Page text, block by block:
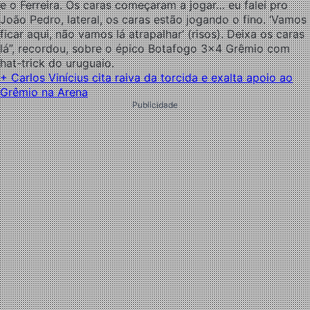
e o Ferreira. Os caras começaram a jogar… eu falei pro
João Pedro, lateral, os caras estão jogando o fino. ‘Vamos
ficar aqui, não vamos lá atrapalhar’ (risos). Deixa os caras
lá”, recordou, sobre o épico Botafogo 3×4 Grêmio com
hat-trick do uruguaio.
+ Carlos Vinícius cita raiva da torcida e exalta apoio ao
Grêmio na Arena
Publicidade